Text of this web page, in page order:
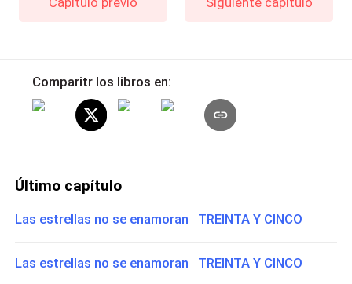
Comparitr los libros en:
Último capítulo
Las estrellas no se enamoran TREINTA Y CINCO
Las estrellas no se enamoran TREINTA Y CINCO